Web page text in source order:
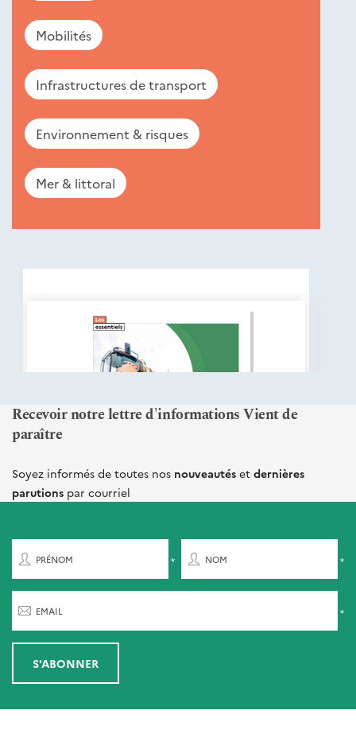
Mobilités
Infrastructures de transport
Environnement & risques
Mer & littoral
Nouveautés
Recevoir notre lettre d'informations Vient de
paraître
Soyez informés de toutes nos nouveautés et dernières
parutions par courriel
PRÉNOM NOM
EMAIL
S'ABONNER